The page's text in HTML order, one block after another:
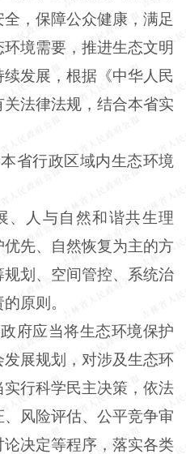
，保障公众健康，满足
境需要，推进生态文明
发展，根据《中华人民
法律法规，结合本省实
省行政区域内生态环境
、人与自然和谐共生理
先、自然恢复为主的方
划、空间管控、系统治
原则。
府应当将生态环境保护
展规划，对涉及生态环
行科学民主决策，依法
风险评估、公平竞争审
决定等程序，落实各类